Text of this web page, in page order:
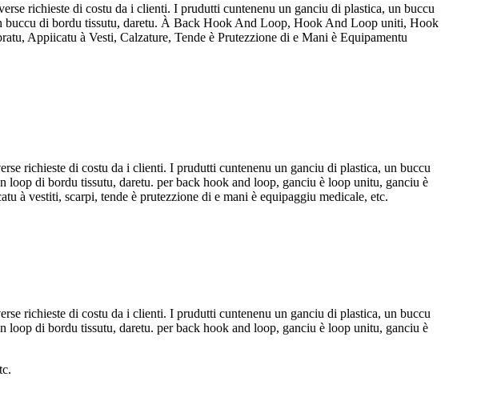
richieste di costu da i clienti. I prudutti cuntenenu un ganciu di plastica, un buccu
buccu di bordu tissutu, daretu. À Back Hook And Loop, Hook And Loop uniti, Hook
Appiicatu à Vesti, Calzature, Tende è Prutezzione di e Mani è Equipamentu
richieste di costu da i clienti. I prudutti cuntenenu un ganciu di plastica, un buccu
di bordu tissutu, daretu. per back hook and loop, ganciu è loop unitu, ganciu è
à vestiti, scarpi, tende è prutezzione di e mani è equipaggiu medicale, etc.
richieste di costu da i clienti. I prudutti cuntenenu un ganciu di plastica, un buccu
di bordu tissutu, daretu. per back hook and loop, ganciu è loop unitu, ganciu è